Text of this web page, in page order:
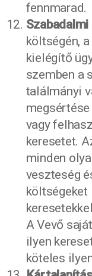
fennmarad.
költségén,
kielégítő
szemben a
találmányi
vagy
keresetet.
minden
veszteség
költségeket
A Vevő
ilyen
köteles